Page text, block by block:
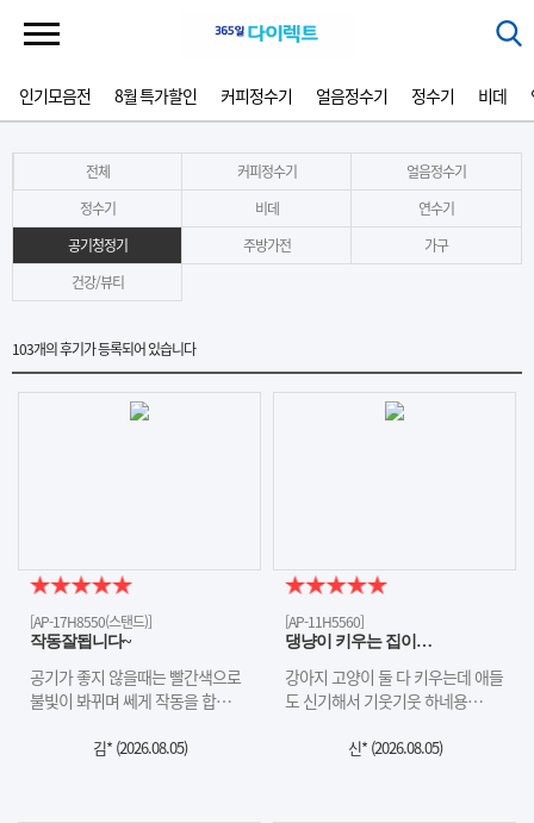
인기모음전 8월 특가할인 커피정수기 얼음정수기 정수기 비데
전체 커피정수기
얼음정수기
정수기
비데
연수기
공기청정기
주방가전
가구
건강/뷰티
103개의 후기가 등록되어 있습니다
[AP-17H8550(스탠드)]
작동잘됩니다~
공기가 좋지 않을때는 빨간색으로
불빛이 봐뀌며 쎄게 작동을 합…
김* (2026.08.05)
[AP-11H5560]
댕냥이 키우는 집이…
강아지 고양이 둘 다 키우는데 애들
도 신기해서 기웃기웃 하네용…
신* (2026.08.05)